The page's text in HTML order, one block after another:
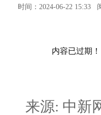
时间：2024-06-22 15:33
内容已过期！
来源: 中新